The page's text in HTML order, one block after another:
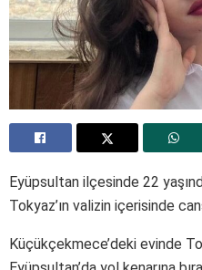
Eyüpsultan ilçesinde 22
Tokyaz’ın valizin içerisinde
Küçükçekmece’deki evinde